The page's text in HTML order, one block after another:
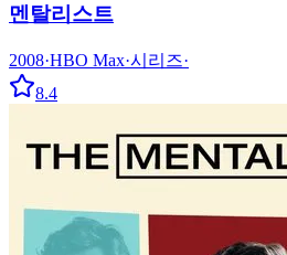
멘탈리스트
2008·HBO Max·시리즈·
8.4